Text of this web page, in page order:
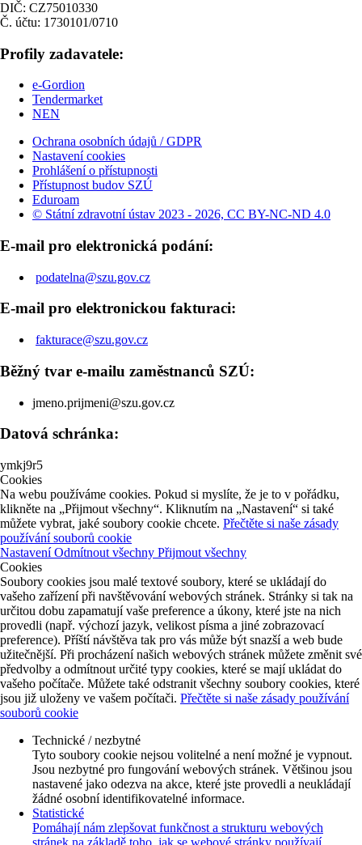
DIČ: CZ75010330
Č. účtu: 1730101/0710
Profily zadavatele:
e-Gordion
Tendermarket
NEN
Ochrana osobních údajů / GDPR
Nastavení cookies
Prohlášení o přístupnosti
Přístupnost budov SZÚ
Eduroam
© Státní zdravotní ústav 2023 - 2026, CC BY-NC-ND 4.0
E-mail pro elektronická podání:
podatelna@szu.gov.cz
E-mail pro elektronickou fakturaci:
fakturace@szu.gov.cz
Běžný tvar e-mailu zaměstnanců SZÚ:
jmeno.prijmeni@szu.gov.cz
Datová schránka:
ymkj9r5
Cookies
Na webu používáme cookies. Pokud si myslíte, že je to v pořádku,
klikněte na „Přijmout všechny“. Kliknutím na „Nastavení“ si také
můžete vybrat, jaké soubory cookie chcete. Přečtěte si naše zásady
používání souborů cookie
NastaveníOdmítnout všechny Přijmout všechny
Cookies
Soubory cookies jsou malé textové soubory, které se ukládají do
vašeho zařízení při navštěvování webových stránek. Stránky si tak na
určitou dobu zapamatují vaše preference a úkony, které jste na nich
provedli (např. výchozí jazyk, velikost písma a jiné zobrazovací
preference). Příští návštěva tak pro vás může být snazší a web bude
užitečnější. Při procházení našich webových stránek můžete změnit své
předvolby a odmítnout určité typy cookies, které se mají ukládat do
vašeho počítače. Můžete také odstranit všechny soubory cookies, které
jsou již uloženy ve vašem počítači. Přečtěte si naše zásady používání
souborů cookie
Technické / nezbytné
Tyto soubory cookie nejsou volitelné a není možné je vypnout.
Jsou nezbytné pro fungování webových stránek. Většinou jsou
nastavené jako odezva na akce, které jste provedli a neukládají
žádné osobní identifikovatelné informace.
Statistické
Pomáhají nám zlepšovat funkčnost a strukturu webových
stránek na základě toho, jak se webové stránky používají.